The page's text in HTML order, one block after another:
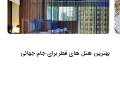
بهترین هتل‌ های قطر برای جام جهانی